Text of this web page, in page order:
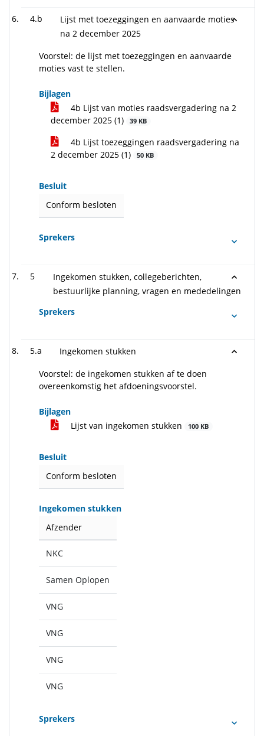
4.b
Lijst met toezeggingen en aanvaarde moties
na 2 december 2025
Voorstel: de lijst met toezeggingen en aanvaarde
moties vast te stellen.
Bijlagen
4b Lijst van moties raadsvergadering na 2
december 2025 (1)
39 KB
4b Lijst toezeggingen raadsvergadering na
2 december 2025 (1)
50 KB
Besluit
Conform besloten
Sprekers
5
Ingekomen stukken, collegeberichten,
bestuurlijke planning, vragen en mededelingen
Sprekers
5.a
Ingekomen stukken
Voorstel: de ingekomen stukken af te doen
overeenkomstig het afdoeningsvoorstel.
Bijlagen
Lijst van ingekomen stukken
100 KB
Besluit
Conform besloten
Ingekomen stukken
Afzender
NKC
Samen Oplopen
VNG
VNG
VNG
VNG
Sprekers